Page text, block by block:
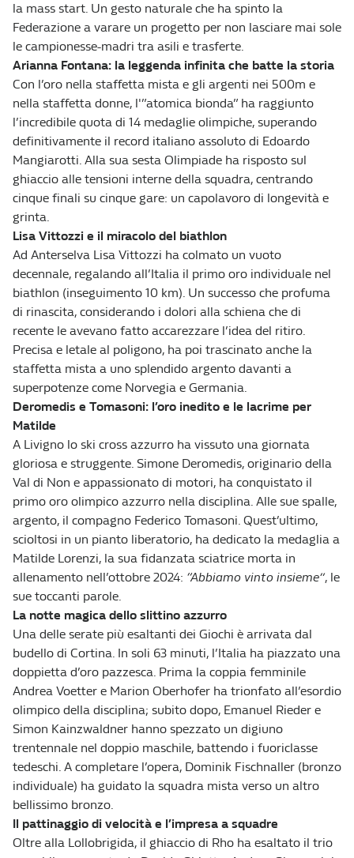
la mass start. Un gesto naturale che ha spinto la
Federazione a varare un progetto per non lasciare mai sole
le campionesse-madri tra asili e trasferte.
Arianna Fontana: la leggenda infinita che batte la storia
Con l’oro nella staffetta mista e gli argenti nei 500m e
nella staffetta donne, l'”atomica bionda” ha raggiunto
l’incredibile quota di 14 medaglie olimpiche, superando
definitivamente il record italiano assoluto di Edoardo
Mangiarotti. Alla sua sesta Olimpiade ha risposto sul
ghiaccio alle tensioni interne della squadra, centrando
cinque finali su cinque gare: un capolavoro di longevità e
grinta.
Lisa Vittozzi e il miracolo del biathlon
Ad Anterselva Lisa Vittozzi ha colmato un vuoto
decennale, regalando all’Italia il primo oro individuale nel
biathlon (inseguimento 10 km). Un successo che profuma
di rinascita, considerando i dolori alla schiena che di
recente le avevano fatto accarezzare l’idea del ritiro.
Precisa e letale al poligono, ha poi trascinato anche la
staffetta mista a uno splendido argento davanti a
superpotenze come Norvegia e Germania.
Deromedis e Tomasoni: l’oro inedito e le lacrime per
Matilde
A Livigno lo ski cross azzurro ha vissuto una giornata
gloriosa e struggente. Simone Deromedis, originario della
Val di Non e appassionato di motori, ha conquistato il
primo oro olimpico azzurro nella disciplina. Alle sue spalle,
argento, il compagno Federico Tomasoni. Quest’ultimo,
scioltosi in un pianto liberatorio, ha dedicato la medaglia a
Matilde Lorenzi, la sua fidanzata sciatrice morta in
allenamento nell’ottobre 2024: “Abbiamo vinto insieme”, le
sue toccanti parole.
La notte magica dello slittino azzurro
Una delle serate più esaltanti dei Giochi è arrivata dal
budello di Cortina. In soli 63 minuti, l’Italia ha piazzato una
doppietta d’oro pazzesca. Prima la coppia femminile
Andrea Voetter e Marion Oberhofer ha trionfato all’esordio
olimpico della disciplina; subito dopo, Emanuel Rieder e
Simon Kainzwaldner hanno spezzato un digiuno
trentennale nel doppio maschile, battendo i fuoriclasse
tedeschi. A completare l’opera, Dominik Fischnaller (bronzo
individuale) ha guidato la squadra mista verso un altro
bellissimo bronzo.
Il pattinaggio di velocità e l’impresa a squadre
Oltre alla Lollobrigida, il ghiaccio di Rho ha esaltato il trio